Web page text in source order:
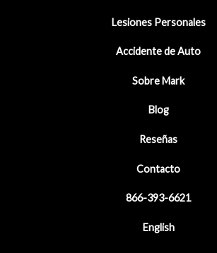
Lesiones Personales
Accidente de Auto
Sobre Mark
Blog
Reseñas
Contacto
866-393-6621
English